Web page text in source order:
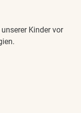
Kinder vor